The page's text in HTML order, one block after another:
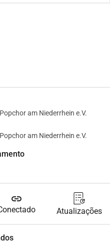
am Niederrhein e.V.
am Niederrhein e.V.
link
Atualizações